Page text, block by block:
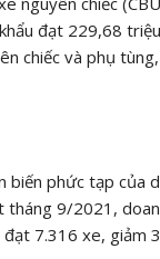
đạt 229,68
chiếc và phụ
biến phức tạp của
9/2021,
7.316 xe, giảm